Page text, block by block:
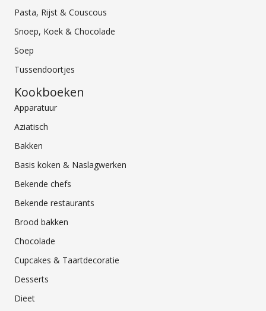
Pasta, Rijst & Couscous
Snoep, Koek & Chocolade
Soep
Tussendoortjes
Kookboeken
Apparatuur
Aziatisch
Bakken
Basis koken & Naslagwerken
Bekende chefs
Bekende restaurants
Brood bakken
Chocolade
Cupcakes & Taartdecoratie
Desserts
Dieet